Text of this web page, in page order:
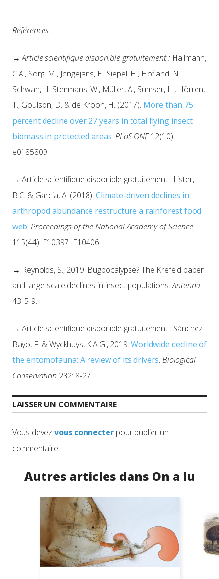
Références :
→ Article scientifique disponible gratuitement : Hallmann,
C.A., Sorg, M., Jongejans, E., Siepel, H., Hofland, N.,
Schwan, H. Stenmans, W., Müller, A., Sumser, H., Hörren,
T., Goulson, D. & de Kroon, H. (2017). More than 75
percent decline over 27 years in total flying insect
biomass in protected areas. PLoS ONE12(10):
e0185809.
→ Article scientifique disponible gratuitement : Lister,
B.C. & Garcia, A. (2018). Climate-driven declines in
arthropod abundance restructure a rainforest food
web. Proceedings of the National Academy of Science
115(44): E10397–E10406.
→ Reynolds, S., 2019. Bugpocalypse? The Krefeld paper
and large-scale declines in insect populations.Antenna
43: 5-9.
→ Article scientifique disponible gratuitement : Sánchez-
Bayo, F. & Wyckhuys, K.A.G., 2019. Worldwide decline of
the entomofauna: A review of its drivers. Biological
Conservation 232: 8-27.
LAISSER UN COMMENTAIRE
Vous devez vous connecter pour publier un
commentaire.
Autres articles dans On a lu